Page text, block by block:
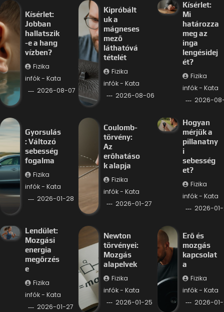
Kísérlet:
Jobban
hallatszik
-e a hang
vízben?
Fizika
infók - Kata
2026-08-07
Kipróbált
uk a
mágneses
mező
láthatóvá
tételét
Fizika
infók - Kata
2026-08-06
Kísérlet:
Mi
határozza
meg az
inga
lengésidej
ét?
Fizika
infók - Kata
2026-
Gyorsulás
: Változó
sebesség
fogalma
Fizika
infók - Kata
2026-01-28
Coulomb-
törvény:
Az
erőhatáso
k alapja
Fizika
infók - Kata
2026-01-27
Hogyan
mérjük a
pillanatny
i
sebesség
et?
Fizika
infók - Kata
2026-
Lendület:
Mozgási
energia
megőrzés
e
Fizika
infók - Kata
2026-01-27
Newton
törvényei:
Mozgás
alapelvek
Fizika
infók - Kata
2026-01-25
Erő és
mozgás
kapcsolat
a
Fizika
infók - Kata
2026-